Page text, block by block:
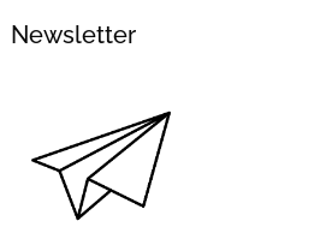
Newsletter